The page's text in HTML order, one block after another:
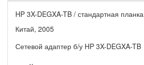
HP 3X-DEGXA-TB / стандартная планка
Китай, 2005
Сетевой адаптер б/у HP 3X-DEGXA-TB